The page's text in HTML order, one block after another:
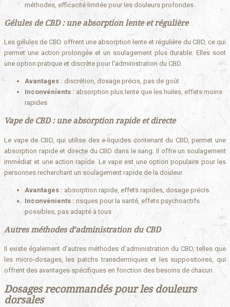
méthodes, efficacité limitée pour les douleurs profondes
Gélules de CBD : une absorption lente et régulière
Les gélules de CBD offrent une absorption lente et régulière du CBD, ce qui
permet une action prolongée et un soulagement plus durable. Elles sont
une option pratique et discrète pour l’administration du CBD.
Avantages : discrétion, dosage précis, pas de goût
Inconvénients : absorption plus lente que les huiles, effets moins
rapides
Vape de CBD : une absorption rapide et directe
Le vape de CBD, qui utilise des e-liquides contenant du CBD, permet une
absorption rapide et directe du CBD dans le sang. Il offre un soulagement
immédiat et une action rapide. Le vape est une option populaire pour les
personnes recherchant un soulagement rapide de la douleur.
Avantages : absorption rapide, effets rapides, dosage précis
Inconvénients : risques pour la santé, effets psychoactifs
possibles, pas adapté à tous
Autres méthodes d’administration du CBD
Il existe également d’autres méthodes d’administration du CBD, telles que
les micro-dosages, les patchs transdermiques et les suppositoires, qui
offrent des avantages spécifiques en fonction des besoins de chacun.
Dosages recommandés pour les douleurs
dorsales